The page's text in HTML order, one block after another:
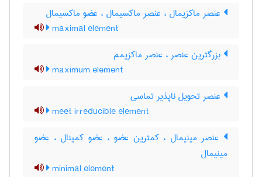
عنصر ماکزیمال ، عنصر ماکسیمال ، عضو ماکسیمال
maximal element
بزرگترین عنصر ، عنصر ماکزیمم
maximum element
عنصر تحویل ناپذیر تماسی
meet irreducible element
عنصر مینیمال ، کمترین عضو ، عضو کمینال ، عضو
مینیمال
minimal element